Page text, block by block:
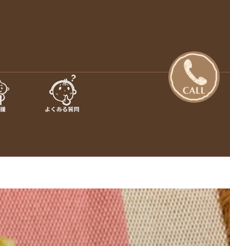
出町・あきる野市【さくらぎ
保育園】
のご案内 · 保育目標 特長・特色 · 入園のご案内 · 未就園
· さくらぎ保育園だより · さくらぎ保育園 。子ども達はも
合う喜びを感じながら、 人と人が繋がって生きていく大切
伝えていきたいと思っています。